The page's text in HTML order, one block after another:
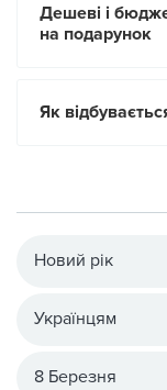
Дешеві і
на подарунок
Як
Новий рік
Українцям
8 Березня